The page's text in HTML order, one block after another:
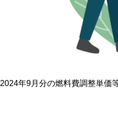
2024年9月分の燃料費調整単価